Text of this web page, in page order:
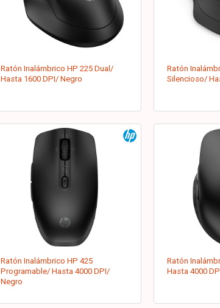
Ratón Inalámbrico HP 225 Dual/
Hasta 1600 DPI/ Negro
Ratón
Silencioso/
Ratón Inalámbrico HP 425
Programable/ Hasta 4000 DPI/
Negro
Ratón
Hasta 4000